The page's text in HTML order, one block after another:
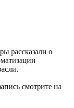
рассказали о
смотрите на